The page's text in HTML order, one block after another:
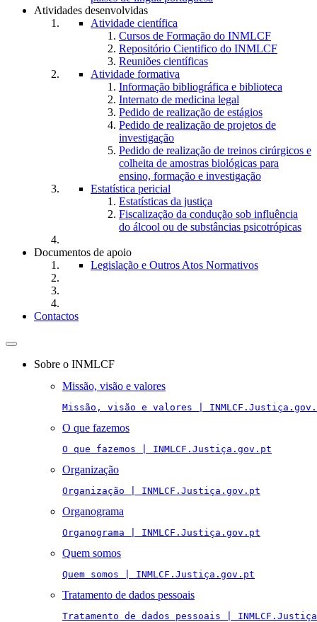
Atividades desenvolvidas
Atividade científica
Cursos de Formação do INMLCF
Repositório Cientifico do INMLCF
Reuniões científicas
Atividade formativa
Informação bibliográfica e biblioteca
Internato de medicina legal
Pedido de realização de estágios
Pedido de realização de projetos de
investigação
Pedido de realização de treinos cirúrgicos e
colheita de amostras biológicas para
ensino, formação e investigação
Estatística pericial
Estatísticas da justiça
Fiscalização da condução sob influência
do álcool ou de substâncias psicotrópicas
Documentos de apoio
Legislação e Outros Atos Normativos
Contactos
Toggle
navigationSobre o INMLCF
Missão, visão e valores
Missão, visão e valores |
O que fazemos
O que fazemos | INMLCF.Justiça.gov.pt
Organização
Organização | INMLCF.Justiça.gov.pt
Organograma
Organograma | INMLCF.Justiça.gov.pt
Quem somos
Quem somos | INMLCF.Justiça.gov.pt
Tratamento de dados pessoais
Tratamento de dados pessoais |